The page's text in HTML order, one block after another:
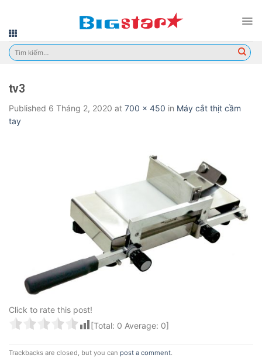
content
Tìm
kiếm:
tv3
Published 6 Tháng 2, 2020 at 700 × 450 in Máy cắt thịt cầm
tay
Click to rate this post!
[Total: 0 Average: 0]
Trackbacks are closed, but you can post a comment.